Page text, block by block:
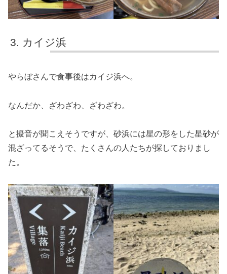
カイジ浜
やらぼさんで食事後はカイジ浜へ。
なんだか、ざわざわ、ざわざわ。
と擬音が聞こえそうですが、砂浜には星の形をした星砂が
混ざってるそうで、たくさんの人たちが探しておりまし
た。